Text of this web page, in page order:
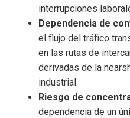
interrupciones
Dependencia de
el flujo del tráfico
en las rutas de
derivadas de la
industrial.
Riesgo de
dependencia de un